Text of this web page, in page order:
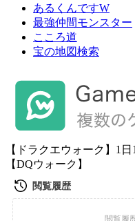
あるくんですW
最強仲間モンスター
こころ道
宝の地図検索
【ドラクエウォーク】1
【DQウォーク】